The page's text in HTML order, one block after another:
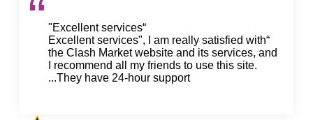
“Excellent services"
“Excellent services", I am really satisfied with
the Clash Market website and its services, and
I recommend all my friends to use this site.
They have 24-hour support...